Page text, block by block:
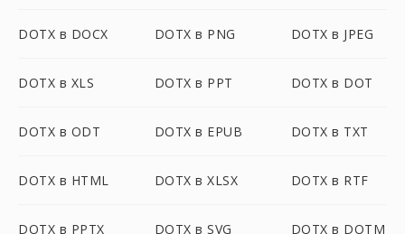
DOTX в DOCX DOTX в PNG DOTX в JPEG
DOTX в XLS DOTX в PPT DOTX в DOT
DOTX в ODT DOTX в EPUB DOTX в TXT
DOTX в HTML DOTX в XLSX DOTX в RTF
DOTX в PPTX DOTX в SVG DOTX в DOTM